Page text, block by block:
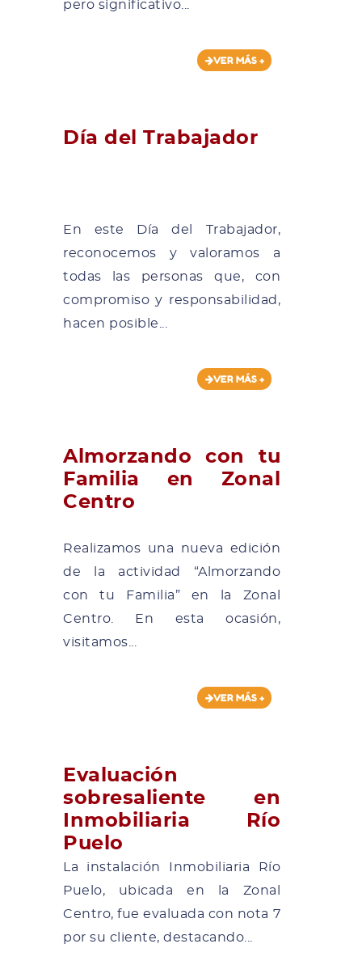
pero significativo...
VER MÁS +
Día del Trabajador
En este Día del Trabajador,
reconocemos y valoramos a
todas las personas que, con
compromiso y responsabilidad,
hacen posible...
VER MÁS +
Almorzando con tu
Familia en Zonal
Centro
Realizamos una nueva edición
de la actividad “Almorzando
con tu Familia” en la Zonal
Centro. En esta ocasión,
visitamos...
VER MÁS +
Evaluación
sobresaliente en
Inmobiliaria Río
Puelo
La instalación Inmobiliaria Río
Puelo, ubicada en la Zonal
Centro, fue evaluada con nota 7
por su cliente, destacando...